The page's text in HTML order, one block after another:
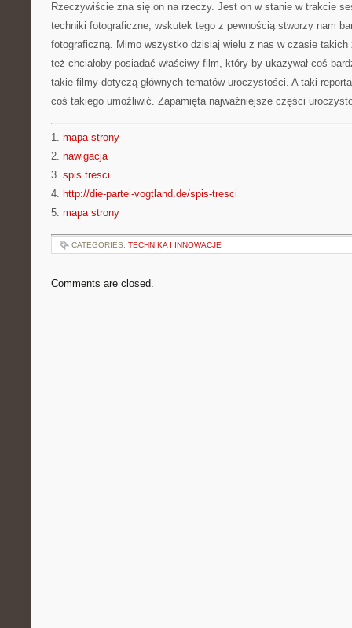
Rzeczywiście zna się on na rzeczy. Jest on w stanie w trakcie
techniki fotograficzne, wskutek tego z pewnością stworzy nam
fotograficzną. Mimo wszystko dzisiaj wielu z nas w czasie
też chciałoby posiadać właściwy film, który by ukazywał coś
takie filmy dotyczą głównych tematów uroczystości. A taki
coś takiego umożliwić. Zapamięta najważniejsze części
1. mapa strony
2. nawigacja
3. spis tresci
4. http://die-partei-vogtland.de/spis-tresci
5. mapa strony
CATEGORIES: TECHNIKA I INNOWACJE
Comments are closed.